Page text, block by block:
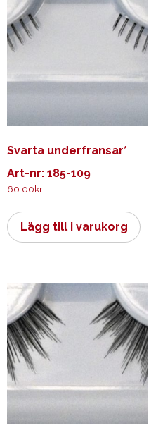
Svarta underfransar*
Art-nr: 185-109
60.00kr
Lägg till i varukorg